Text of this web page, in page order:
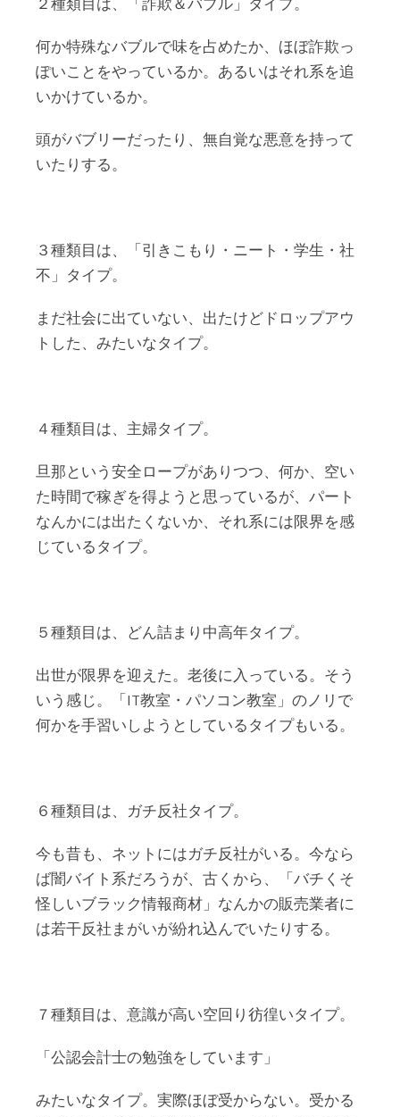
２種類目は、「詐欺＆バブル」タイプ。
何か特殊なバブルで味を占めたか、ほぼ詐欺っ
ぽいことをやっているか。あるいはそれ系を追
いかけているか。
頭がバブリーだったり、無自覚な悪意を持って
いたりする。
３種類目は、「引きこもり・ニート・学生・社
不」タイプ。
まだ社会に出ていない、出たけどドロップアウ
トした、みたいなタイプ。
４種類目は、主婦タイプ。
旦那という安全ロープがありつつ、何か、空い
た時間で稼ぎを得ようと思っているが、パート
なんかには出たくないか、それ系には限界を感
じているタイプ。
５種類目は、どん詰まり中高年タイプ。
出世が限界を迎えた。老後に入っている。そう
いう感じ。「IT教室・パソコン教室」のノリで
何かを手習いしようとしているタイプもいる。
６種類目は、ガチ反社タイプ。
今も昔も、ネットにはガチ反社がいる。今なら
ば闇バイト系だろうが、古くから、「バチくそ
怪しいブラック情報商材」なんかの販売業者に
は若干反社まがいが紛れ込んでいたりする。
７種類目は、意識が高い空回り彷徨いタイプ。
「公認会計士の勉強をしています」
みたいなタイプ。実際ほぼ受からない。受かる